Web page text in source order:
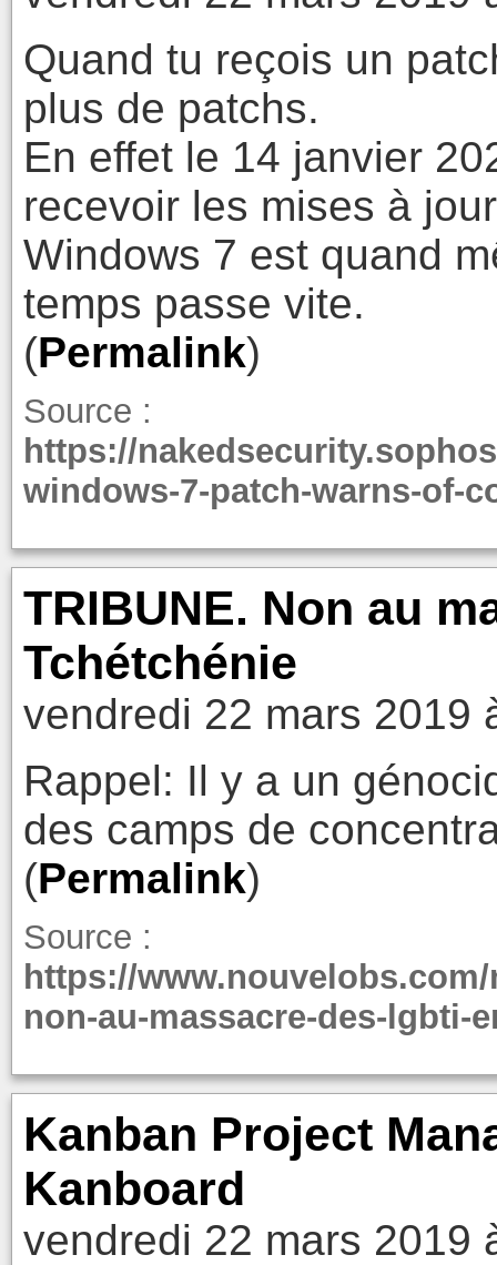
Quand tu reçois un
plus de patchs.
En effet le 14 janvier
recevoir les mises à
Windows 7 est quand
temps passe vite.
(Permalink)
Source :
https://
windows-7-patch-warns-of-
TRIBUNE. Non au
Tchétchénie
vendredi 22 mars 2019
Rappel: Il y a un
des camps de
(Permalink)
Source :
https://
non-au-massacre-des-lgbti-
Kanban Project
Kanboard
vendredi 22 mars 2019